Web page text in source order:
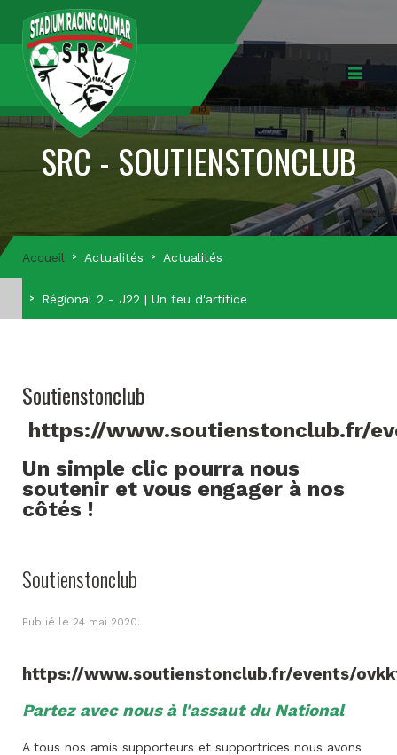
SRC - SOUTIENSTONCLUB
Accueil Actualités Actualités
Régional 2 - J22 | Un feu d'artifice
Soutienstonclub
https://www.soutienstonclub.fr/
Un simple clic pourra nous
soutenir et vous engager à nos
côtés !
Soutienstonclub
Publié le 24 mai 2020.
https://www.soutienstonclub.fr/events/
Partez avec nous à l'assaut du National
A tous nos amis supporteurs et supportrices nous avons